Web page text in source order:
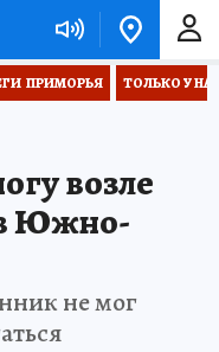
ПРИМОРЬЯ ТОЛЬКО У
возле
Южно-
не мог